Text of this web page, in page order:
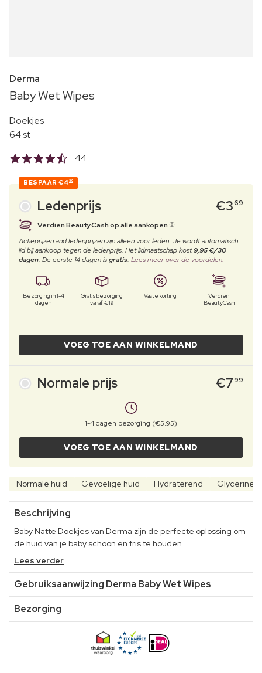
Derma
Baby Wet Wipes
Doekjes
64 st
44
BESPAAR €4 30
Ledenprijs €369
Verdien BeautyCash op alle aankopen
Actieprijzen and ledenprijzen zijn alleen voor leden. Je wordt automatisch
lid bij aankoop tegen de ledenprijs. Het lidmaatschap kost9,95 €/30
dagen. De eerste 14 dagen isgratis. Lees meer over de voordelen.
Bezorging in 1-4
dagen
Gratis bezorging
vanaf €19
Vaste korting
Verdien
BeautyCash
VOEG TOE AAN WINKELMAND
Normale prijs €799
1-4 dagen bezorging (€5.95)
VOEG TOE AAN WINKELMAND
Normale huid Gevoelige huid Hydraterend Glycerine
Beschrijving
Baby Natte Doekjes van Derma zijn de perfecte oplossing om
de huid van je baby schoon en fris te houden.
Lees verder
Gebruiksaanwijzing Derma Baby Wet Wipes
Bezorging